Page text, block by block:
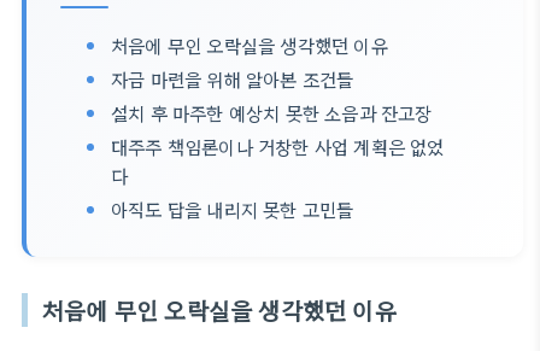
처음에 무인 오락실을 생각했던 이유
자금 마련을 위해 알아본 조건들
설치 후 마주한 예상치 못한 소음과 잔고장
대주주 책임론이나 거창한 사업 계획은 없었
다
아직도 답을 내리지 못한 고민들
처음에 무인 오락실을 생각했던 이유